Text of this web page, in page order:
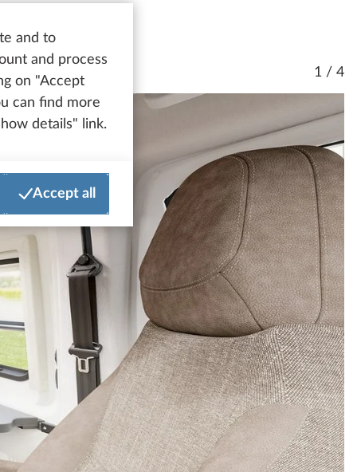
and to
and process
on "Accept
can find more
details" link.
Accept all
1 / 4